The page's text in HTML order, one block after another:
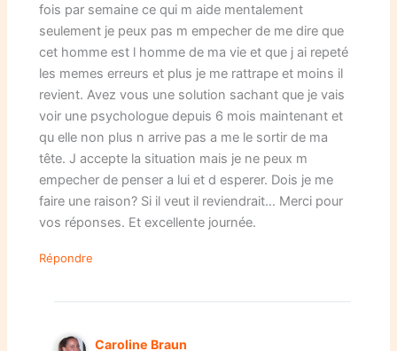
fois par semaine ce qui m aide mentalement
seulement je peux pas m empecher de me dire que
cet homme est l homme de ma vie et que j ai repeté
les memes erreurs et plus je me rattrape et moins il
revient. Avez vous une solution sachant que je vais
voir une psychologue depuis 6 mois maintenant et
qu elle non plus n arrive pas a me le sortir de ma
tête. J accepte la situation mais je ne peux m
empecher de penser a lui et d esperer. Dois je me
faire une raison? Si il veut il reviendrait… Merci pour
vos réponses. Et excellente journée.
Répondre
Caroline Braun